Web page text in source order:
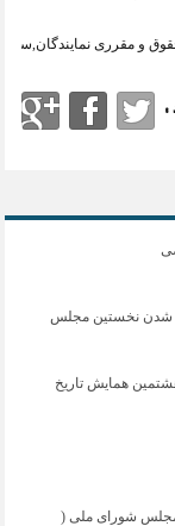
و مقرری نمایندگان,
:
شدن نخستین مجلس
همایش تاریخ
مجلس شورای ملی (